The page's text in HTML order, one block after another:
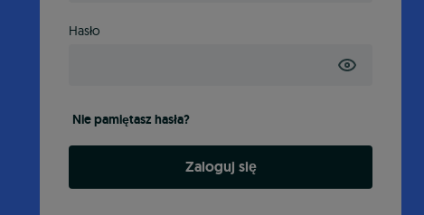
Hasło
Nie pamiętasz hasła?
Zaloguj się